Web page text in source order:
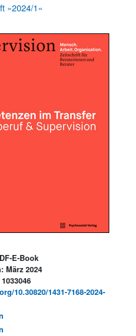
»2024/1«
E-Book
März 2024
10.30820/1431-7168-2024-